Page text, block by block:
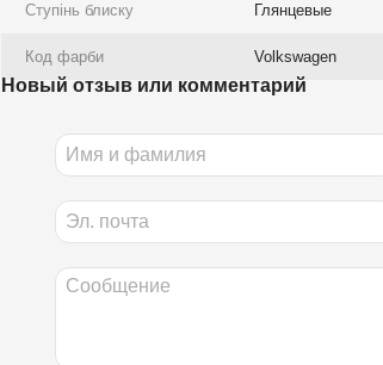
Ступінь блиску Глянцевые
Код фарби Volkswagen
Новый отзыв или комментарий